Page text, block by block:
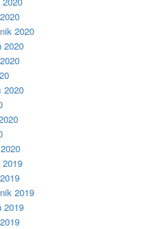
2020
2020
2020
2019
2019
2019